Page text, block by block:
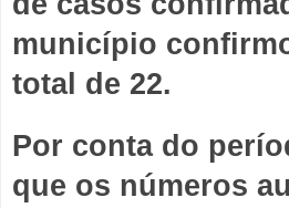
município
total de 22.
Por conta do
que os números